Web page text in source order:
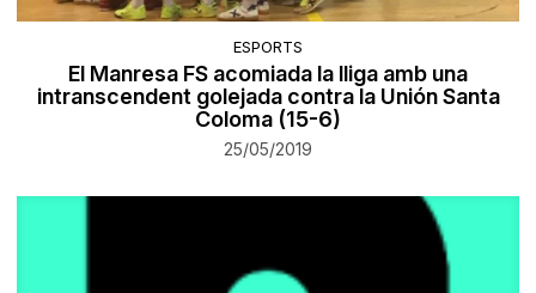
ESPORTS
El Manresa FS acomiada la lliga amb una
intranscendent golejada contra la Unión Santa
Coloma (15-6)
25/05/2019